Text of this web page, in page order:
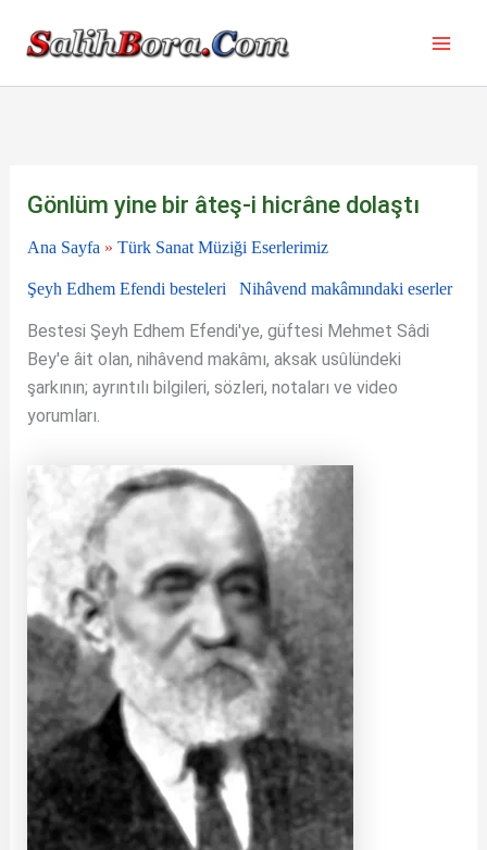
Gönlüm yine bir âteş-i hicrâne dolaştı
Ana Sayfa » Türk Sanat Müziği Eserlerimiz
Şeyh Edhem Efendi besteleri Nihâvend makâmındaki eserler
Bestesi Şeyh Edhem Efendi'ye, güftesi Mehmet Sâdi
Bey'e âit olan, nihâvend makâmı, aksak usûlündeki
şarkının; ayrıntılı bilgileri, sözleri, notaları ve video
yorumları.